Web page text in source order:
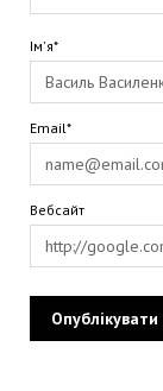
Ім'я*
Email*
Вебсайт